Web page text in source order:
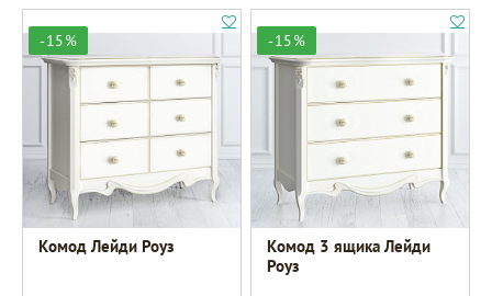
-15%
Комод Лейди Роуз
-15%
Комод 3 ящика Лейди
Роуз